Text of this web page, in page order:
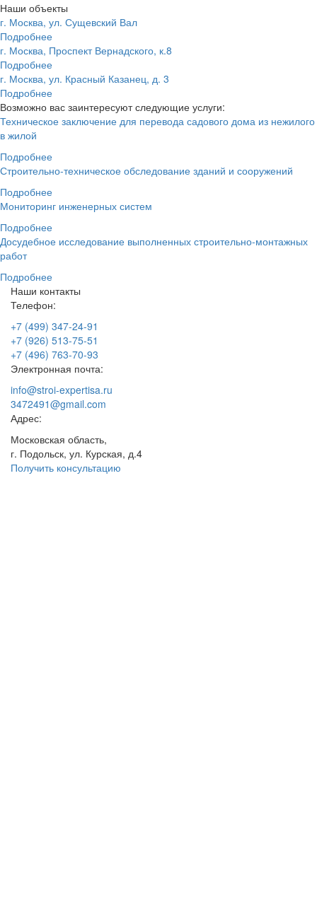
Наши объекты
г. Москва, ул. Сущевский Вал
Подробнее
г. Москва, Проспект Вернадского, к.8
Подробнее
г. Москва, ул. Красный Казанец, д. 3
Подробнее
Возможно вас заинтересуют следующие услуги:
Техническое заключение для перевода садового дома из нежилого
в жилой
Подробнее
Строительно-техническое обследование зданий и сооружений
Подробнее
Мониторинг инженерных систем
Подробнее
Досудебное исследование выполненных строительно-монтажных
работ
Подробнее
Наши контакты
Телефон:
+7 (499) 347-24-91
+7 (926) 513-75-51
+7 (496) 763-70-93
Электронная почта:
info@stroi-expertisa.ru
3472491@gmail.com
Адрес:
Московская область,
г. Подольск, ул. Курская, д.4
Получить консультацию